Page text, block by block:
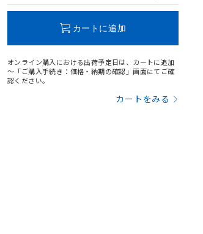
カートに追加
オンライン購入における出荷予定日は、カートに追加
～「ご購入手続き：価格・納期の確認」画面にてご確
認ください。
カートをみる